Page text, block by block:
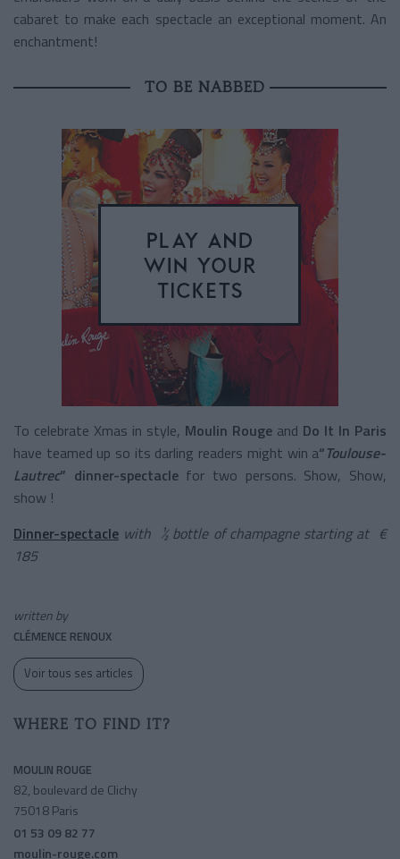
cabaret to make each spectacle an exceptional moment. An
enchantment!
TO BE NABBED
To celebrate Xmas in style, Moulin Rouge and Do It In Paris
have teamed up so its darling readers might win a“Toulouse-
Lautrec” dinner-spectacle for two persons. Show, Show,
show !
Dinner-spectacle with ½ bottle of champagne starting at €
185
written by
CLÉMENCE RENOUX
Voir tous ses articles
WHERE TO FIND IT?
MOULIN ROUGE
82, boulevard de Clichy
75018 Paris
01 53 09 82 77
moulin-rouge.com